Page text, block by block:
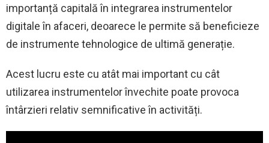
importanță capitală în integrarea instrumentelor
digitale în afaceri, deoarece le permite să beneficieze
de instrumente tehnologice de ultimă generație.
Acest lucru este cu atât mai important cu cât
utilizarea instrumentelor învechite poate provoca
întârzieri relativ semnificative în activități.